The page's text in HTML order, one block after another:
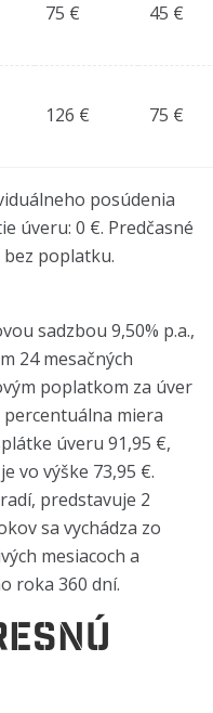
75 € 45 €
126 € 75 €
posúdenia
úveru: 0 €. Predčasné
poplatku.
sadzbou 9,50% p.a.,
24 mesačných
poplatkom za úver
miera
úveru 91,95 €,
vo výške 73,95 €.
predstavuje 2
sa vychádza zo
mesiacoch a
roka 360 dní.